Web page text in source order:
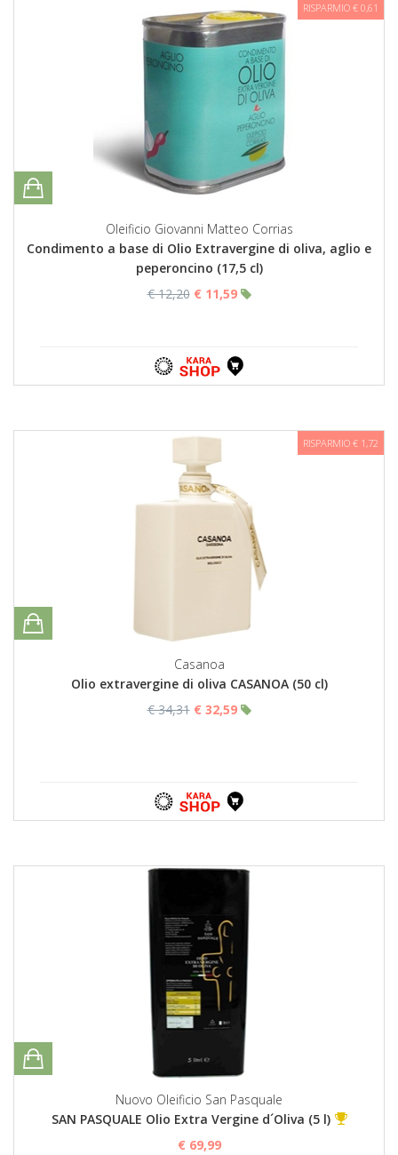
RISPARMIO € 0,61
Oleificio Giovanni Matteo Corrias
Condimento a base di Olio Extravergine di oliva, aglio e
peperoncino (17,5 cl)
€ 12,20 € 11,59
RISPARMIO € 1,72
Casanoa
Olio extravergine di oliva CASANOA (50 cl)
€ 34,31 € 32,59
Nuovo Oleificio San Pasquale
SAN PASQUALE Olio Extra Vergine d´Oliva (5 l)
€ 69,99